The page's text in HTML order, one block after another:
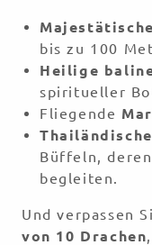
bis zu 100
Heilige
spiritueller
Fliegende
Büffeln,
begleiten.
Und verpassen
von 10 Drachen